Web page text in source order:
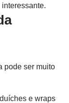
pode ser muito
e wraps